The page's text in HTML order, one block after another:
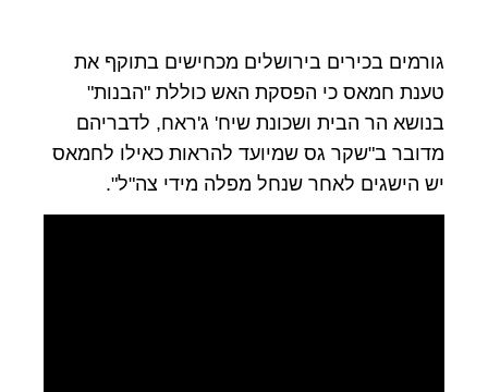
גורמים בכירים בירושלים מכחישים בתוקף את
טענת חמאס כי הפסקת האש כוללת "הבנות"
בנושא הר הבית ושכונת שיח' ג'ראח, לדבריהם
מדובר ב"שקר גס שמיועד להראות כאילו לחמאס
יש הישגים לאחר שנחל מפלה מידי צה"ל".